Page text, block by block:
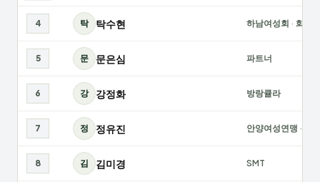
4 탁 탁수현 하남여성회 · 화이
5 문 문은심 파트너
6 강 강정화 방랑큘라
7 정 정유진 안양여성연맹 ·
8 김 김미경 SMT